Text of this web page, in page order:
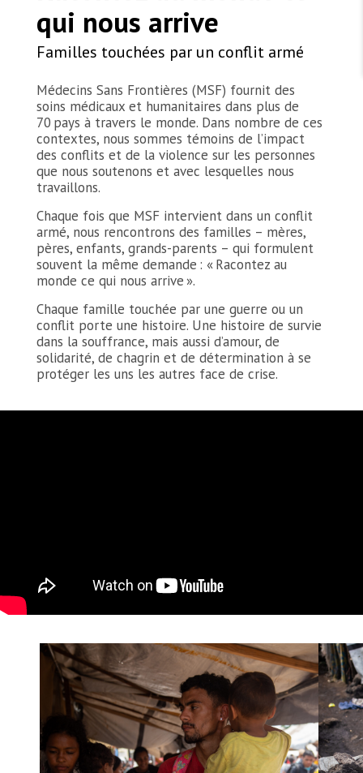
qui nous arrive
Familles touchées par un conflit armé
Médecins Sans Frontières (MSF) fournit des
soins médicaux et humanitaires dans plus de
70 pays à travers le monde. Dans nombre de ces
contextes, nous sommes témoins de l’impact
des conflits et de la violence sur les personnes
que nous soutenons et avec lesquelles nous
travaillons.
Chaque fois que MSF intervient dans un conflit
armé, nous rencontrons des familles – mères,
pères, enfants, grands-parents – qui formulent
souvent la même demande : « Racontez au
monde ce qui nous arrive ».
Chaque famille touchée par une guerre ou un
conflit porte une histoire. Une histoire de survie
dans la souffrance, mais aussi d’amour, de
solidarité, de chagrin et de détermination à se
protéger les uns les autres face de crise.